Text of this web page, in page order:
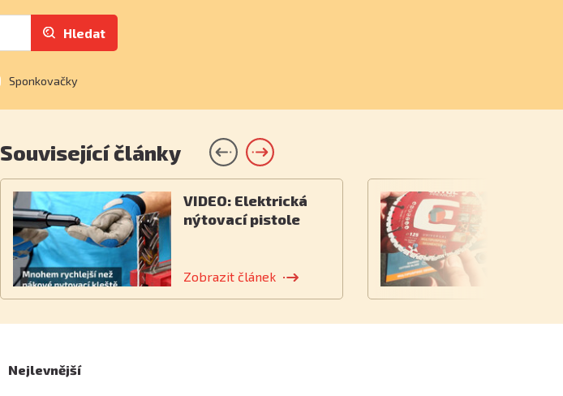
Hledat
Sponkovačky
Související články
VIDEO: Elektrická
nýtovací pistole
Zobrazit článek
Nejlevnější